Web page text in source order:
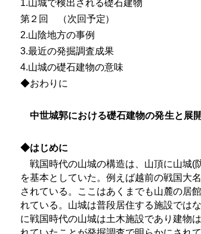
1.山城で検出される礎石建物
第２回 （次回予定）
2.山陰地方の事例
3.最近の発掘調査成果
4.山城の礎石建物の意味
◆おわりに
中世城郭における礎石建物の発生と展
滋賀県立
◆はじめに
戦国時代の山城の構造は、山頂に山城(
を基本としていた。例えば越前の戦国大
されている。ここはあくまでも山麓の居
れている。山城は普段居住する施設では
に戦国時代の山城は土木施設であり建物